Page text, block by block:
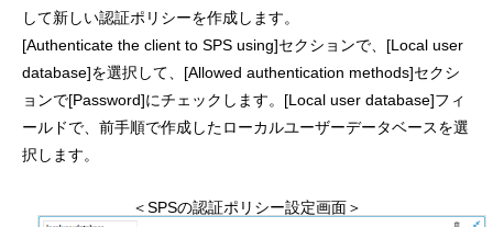
して新しい認証ポリシーを作成します。
[Authenticate the client to SPS using]セクションで、[Local user
database]を選択して、[Allowed authentication methods]セクシ
ョンで[Password]にチェックします。[Local user database]フィ
ールドで、前手順で作成したローカルユーザーデータベースを選
択します。
＜SPSの認証ポリシー設定画面＞